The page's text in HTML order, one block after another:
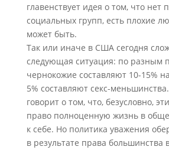
главенствует идея о том, что нет
социальных групп, есть плохие
может быть.
Так или иначе в США сегодня
следующая ситуация: по разным
чернокожие составляют 10-15%
5% составляют секс-
говорит о том, что, безусловно,
право полноценную жизнь в
к себе. Но политика уважения
в результате права